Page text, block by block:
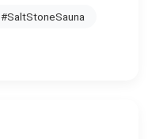
#SaltStoneSauna